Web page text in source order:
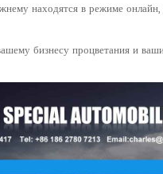
находятся в режиме
бизнесу процветания и